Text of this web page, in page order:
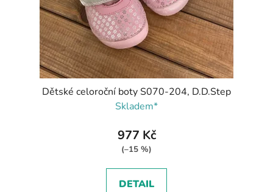
Dětské celoroční boty S070-204, D.D.Step
Skladem*
977 Kč
(–15 %)
DETAIL